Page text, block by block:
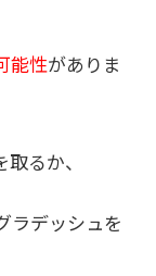
能性がありま
るか、
ラデッシュを